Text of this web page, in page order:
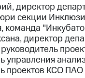
директор
секции
команда
директор
управления
проектов КСО